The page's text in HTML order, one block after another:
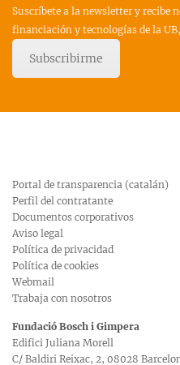
Suscríbete a la newsletter y recibe
financiación y tecnologías de la
Subscribirme
Portal de transparencia (catalán)
Perfil del contratante
Documentos corporativos
Aviso legal
Política de privacidad
Política de cookies
Webmail
Trabaja con nosotros
Fundació Bosch i Gimpera
Edifici Juliana Morell
C/ Baldiri Reixac, 2, 08028